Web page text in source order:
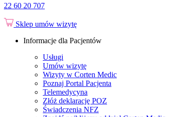
22 60 20 707
Sklep umów wizytę
Informacje dla Pacjentów
Usługi
Umów wizytę
Wizyty w Corten Medic
Poznaj Portal Pacjenta
Telemedycyna
Złóż deklarację POZ
Świadczenia NFZ